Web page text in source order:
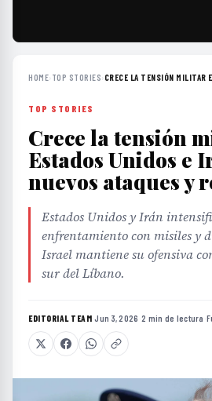
HOME› TOP STORIES› CRECE LA TENSIÓN MILITAR
TOP STORIES
Crece la tensión
Estados Unidos e
nuevos ataques y
Estados Unidos y Irán
enfrentamiento con misiles y
Israel mantiene su ofensiva
sur del Líbano.
EDITORIAL TEAM·Jun 3, 2026 ·2 min de lectura ·